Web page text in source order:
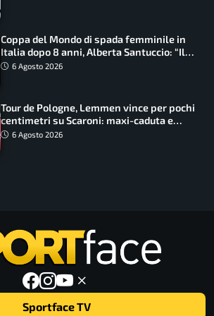
Coppa del Mondo di spada femminile in
Italia dopo 8 anni, Alberta Santuccio: “Il
lavoro dà sempre i suoi frutti”
6 Agosto 2026
Tour de Pologne, Lemmen vince per pochi
centimetri su Scaroni: maxi-caduta e
tappa accorciata
6 Agosto 2026
Sportface TV